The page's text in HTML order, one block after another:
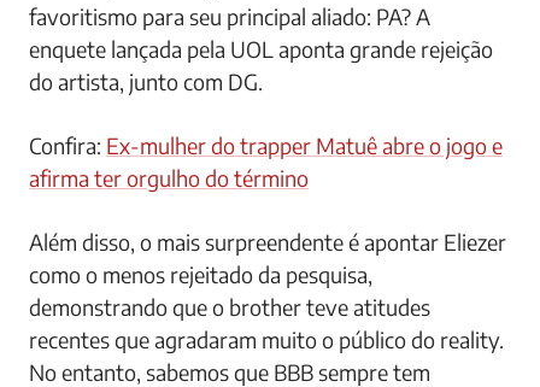
favoritismo para seu principal aliado: PA? A
enquete lançada pela UOL aponta grande rejeição
do artista, junto com DG.
Confira: Ex-mulher do trapper Matuê abre o jogo e
afirma ter orgulho do término
Além disso, o mais surpreendente é apontar Eliezer
como o menos rejeitado da pesquisa,
demonstrando que o brother teve atitudes
recentes que agradaram muito o público do reality.
No entanto, sabemos que BBB sempre tem